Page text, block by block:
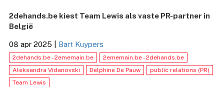
2dehands.be kiest Team Lewis als vaste PR-partner in
België
08 apr 2025 Bart Kuypers
2dehands.be - 2ememain.be
2ememain.be - 2dehands.be
Aleksandra Vidanovski
Delphine De Pauw
public relations (PR)
Team Lewis